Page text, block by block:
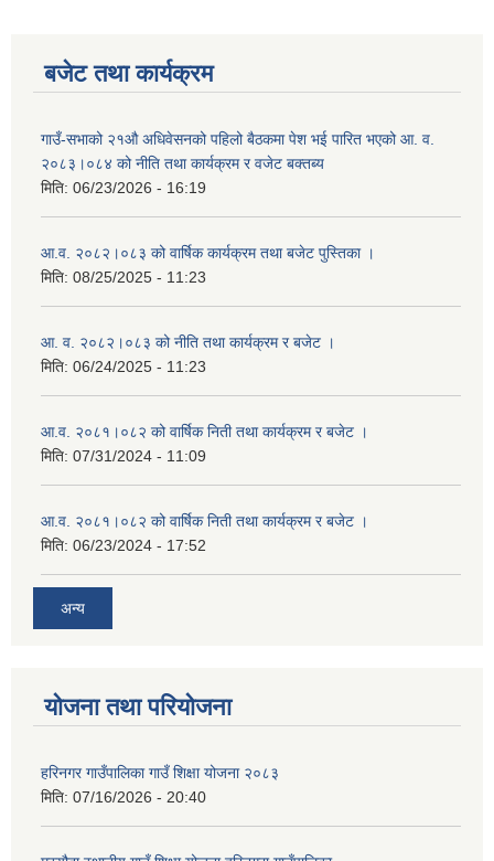
बजेट तथा कार्यक्रम
गाउँ-सभाको २१औ अधिवेसनको पहिलो बैठकमा पेश भई पारित भएको आ. व.
२०८३।०८४ को नीति तथा कार्यक्रम र वजेट बक्तब्य
मिति: 06/23/2026 - 16:19
आ.व. २०८२।०८३ को वार्षिक कार्यक्रम तथा बजेट पुस्तिका ।
मिति: 08/25/2025 - 11:23
आ. व. २०८२।०८३ को नीति तथा कार्यक्रम र बजेट ।
मिति: 06/24/2025 - 11:23
आ.व. २०८१।०८२ को वार्षिक निती तथा कार्यक्रम र बजेट ।
मिति: 07/31/2024 - 11:09
आ.व. २०८१।०८२ को वार्षिक निती तथा कार्यक्रम र बजेट ।
मिति: 06/23/2024 - 17:52
अन्य
योजना तथा परियोजना
हरिनगर गाउँपालिका गाउँ शिक्षा योजना २०८३
मिति: 07/16/2026 - 20:40